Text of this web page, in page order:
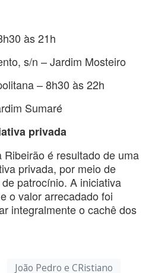
às 21h
s/n – Jardim Mosteiro
– 8h30 às 22h
Sumaré
privada
é resultado de uma
privada, por meio de
patrocínio. A iniciativa
o valor arrecadado foi
integralmente o cachê dos
João Pedro e CRistiano